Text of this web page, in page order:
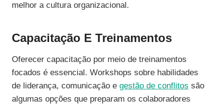
melhor a cultura organizacional.
Capacitação E Treinamentos
Oferecer capacitação por meio de treinamentos
focados é essencial. Workshops sobre habilidades
de liderança, comunicação e gestão de conflitos são
algumas opções que preparam os colaboradores